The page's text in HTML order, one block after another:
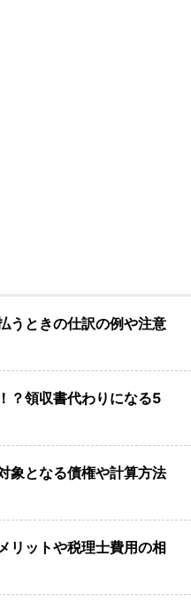
うときの仕訳の例や注意
？領収書代わりになる5
象となる債権や計算方法
リットや税理士費用の相